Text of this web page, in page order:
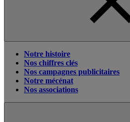
Notre histoire
Nos chiffres clés
Nos campagnes publicitaires
Notre mécénat
Nos associations